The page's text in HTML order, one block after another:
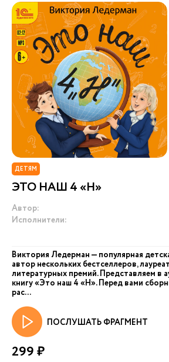
ДЕТЯМ
ЭТО НАШ 4 «Н»
Автор:
Исполнители:
Виктория Ледерман — популярная
автор нескольких бестселлеров,
литературных премий. Представляем в
книгу «Это наш 4 «Н». Перед вами
рас...
ПОСЛУШАТЬ ФРАГМЕНТ
299 ₽